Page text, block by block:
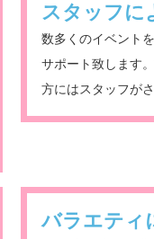
スタッフに
数多くのイベント
サポート致します
方にはスタッフが
バラエティ